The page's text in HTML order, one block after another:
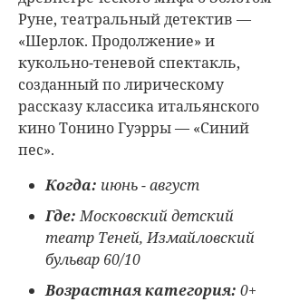
Руне, театральный детектив —
«Шерлок. Продолжение» и
кукольно-теневой спектакль,
созданный по лирическому
рассказу классика итальянского
кино Тонино Гуэрры — «Синий
пес».
Когда: июнь - август
Где:Московский детский
театр Теней, Измайловский
бульвар 60/10
Возрастная категория: 0+